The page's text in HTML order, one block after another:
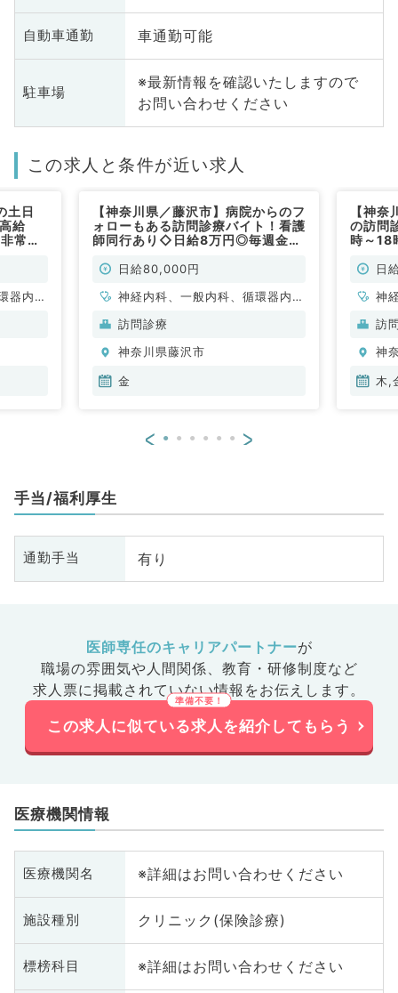
自動車通勤 車通勤可能
駐車場
※最新情報を確認いたしますので
お問い合わせください
この求人と条件が近い求人
土日
給
常
器内
【神奈川県／藤沢市】病院からのフ
ォローもある訪問診療バイト！看護
師同行あり◇日給8万円◎毎週金曜
日給80,000円
神経内科、一般内科、循環器内
科、呼吸器内科、消化器内科、内
内科、血液内科、膠原病科
訪問診療
神奈川県藤沢市
金
【神
の訪問
時～18
日
神
科
訪
神
木,
< >
手当/福利厚生
通勤手当 有り
医師専任のキャリアパートナーが
職場の雰囲気や人間関係、 教育・研修制度など
求人票に掲載されていない情報をお伝えします。
この求人に似ている求人を紹介してもらう
医療機関情報
医療機関名 ※詳細はお問い合わせください
施設種別 クリニック(保険診療)
標榜科目 ※詳細はお問い合わせください